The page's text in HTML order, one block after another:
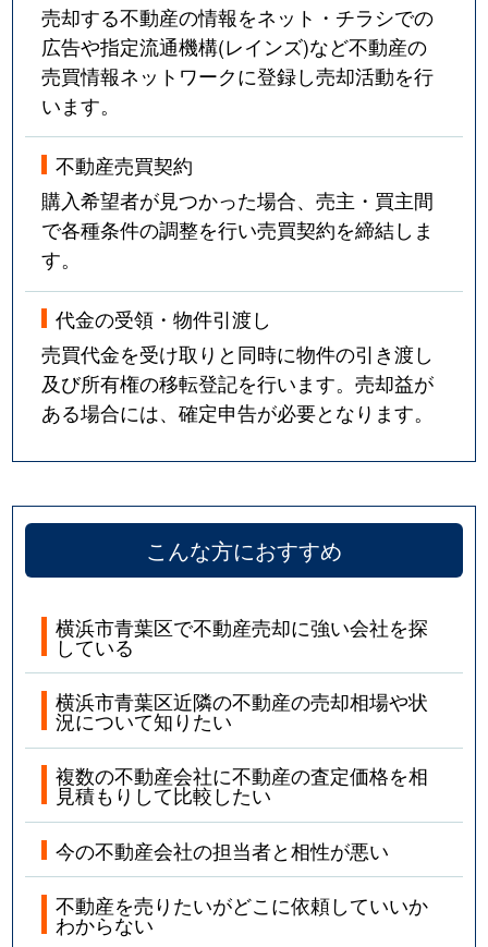
売却する不動産の情報をネット・チラシでの
広告や指定流通機構(レインズ)など不動産の
売買情報ネットワークに登録し売却活動を行
います。
不動産売買契約
購入希望者が見つかった場合、売主・買主間
で各種条件の調整を行い売買契約を締結しま
す。
代金の受領・物件引渡し
売買代金を受け取りと同時に物件の引き渡し
及び所有権の移転登記を行います。売却益が
ある場合には、確定申告が必要となります。
こんな方におすすめ
横浜市青葉区で不動産売却に強い会社を探
している
横浜市青葉区近隣の不動産の売却相場や状
況について知りたい
複数の不動産会社に不動産の査定価格を相
見積もりして比較したい
今の不動産会社の担当者と相性が悪い
不動産を売りたいがどこに依頼していいか
わからない